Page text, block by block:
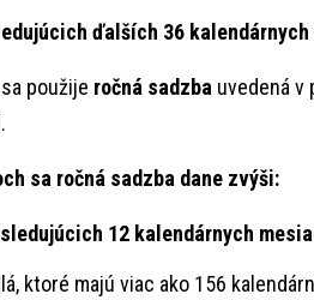
ďalších 36
sa použije ročná sadzba uvedená v
sa ročná sadzba dane zvýši:
12 kalendárnych
ktoré majú viac ako 156